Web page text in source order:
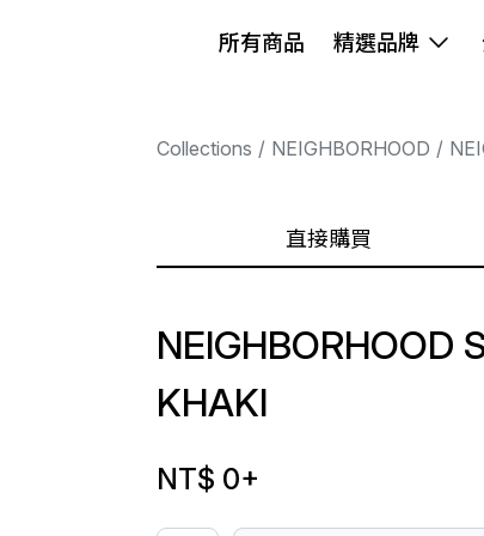
所有商品 精選品牌
Collections NEIGHBORHOOD
直接購買
NEIGHBORHOOD
KHAKI
NT$ 0+